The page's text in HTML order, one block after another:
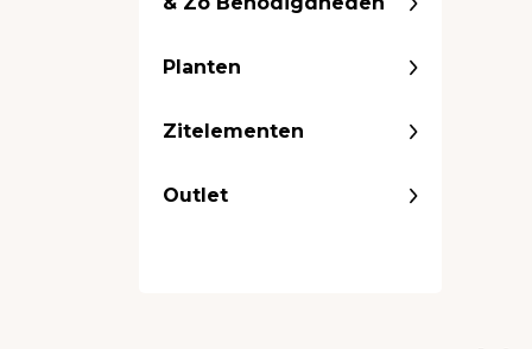
Planten
Zitelementen
Outlet